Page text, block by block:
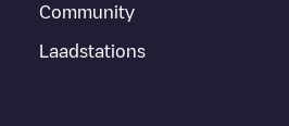
Community
Laadstations